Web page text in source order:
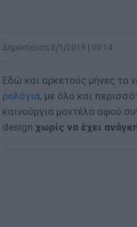
Δημοσίευση 8/1/2019 | 00:14
Εδώ και αρκετούς μήνες το
ρολόγια, με όλο και
καινούργια μοντέλα αφού
design χωρίς να έχει